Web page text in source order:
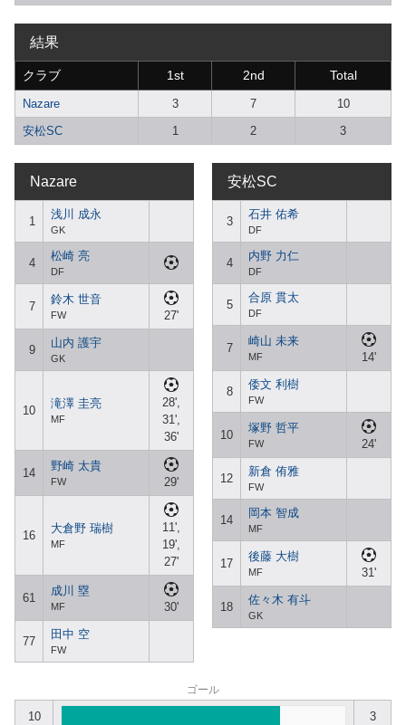
結果
クラブ 1st 2nd Total
Nazare 3 7
10
安松SC
1 2 3
Nazare
1
浅川 成永
GK
4
松崎 亮
DF
7
鈴木 世音
FW 27'
9
山内 護宇
GK
10
滝澤 圭亮
MF
28',
31',
36'
14
野崎 太貴
FW 29'
16
大倉野 瑞樹
MF
11',
19',
27'
61
成川 塁
MF 30'
77
田中 空
FW
安松SC
3
石井 佑希
DF
4
内野 力仁
DF
5
合原 貫太
DF
7
崎山 未来
MF 14'
8
倭文 利樹
FW
10
塚野 哲平
FW 24'
12
新倉 侑雅
FW
14
岡本 智成
MF
17
後藤 大樹
MF 31'
18
佐々木 有斗
GK
ゴール
10 3